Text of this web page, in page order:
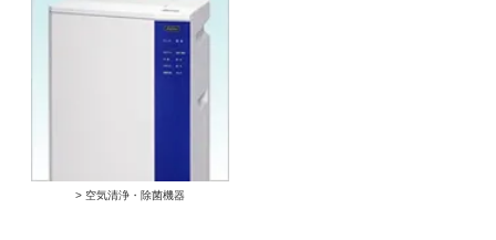
> 空気清浄・除菌機器